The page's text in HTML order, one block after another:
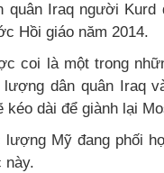
quân Iraq người
Hồi giáo năm 2014.
coi là một trong
dân quân Iraq
kéo dài để giành lại
lượng Mỹ đang phối
này.